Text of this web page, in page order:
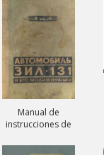
Manual de
instrucciones de
ZIL-131A y ZIL-